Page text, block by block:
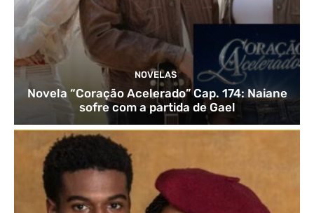
NOVELAS
Novela “Coração Acelerado” Cap. 174: Naiane
sofre com a partida de Gael